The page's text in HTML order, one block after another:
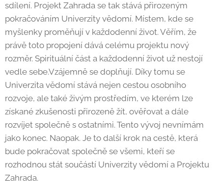
sdílení. Projekt Zahrada se tak stává přirozeným
pokračováním Univerzity vědomí. Místem, kde se
myšlenky proměňují v každodenní život. Věřím, že
právě toto propojení dává celému projektu nový
rozměr. Spirituální část a každodenní život už nestojí
vedle sebe.Vzájemně se doplňují. Díky tomu se
Univerzita vědomí stává nejen cestou osobního
rozvoje, ale také živým prostředím, ve kterém lze
získané zkušenosti přirozeně žít, ověřovat a dále
rozvíjet společně s ostatními. Tento vývoj nevnímám
jako konec. Naopak. Je to další krok na cestě, která
bude pokračovat společně se všemi, kteří se
rozhodnou stát součástí Univerzity vědomí a Projektu
Zahrada.